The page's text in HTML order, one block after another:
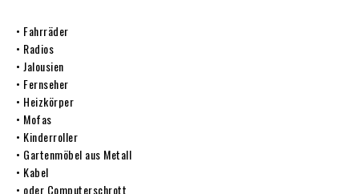
• Fahrräder
• Radios
• Jalousien
• Fernseher
• Heizkörper
• Mofas
• Kinderroller
• Gartenmöbel aus Metall
• Kabel
• oder Computerschrott